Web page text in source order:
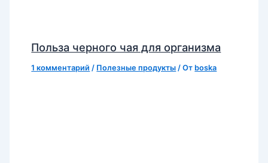
Польза черного чая для организма
1 комментарий / Полезные продукты / От boska